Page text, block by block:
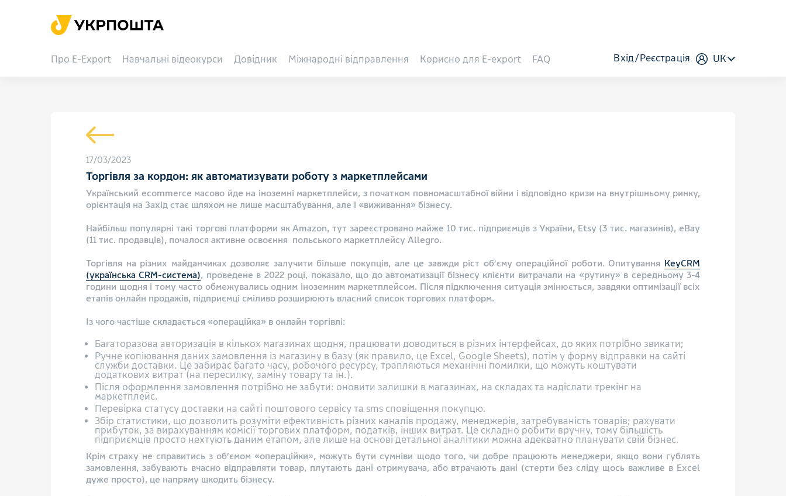
Про E-Export Навчальні відеокурси Довідник Міжнародні відправлення Корисно для E-export FAQ Вхід Реєстрація UK
17/03/2023
Торгівля за кордон: як автоматизувати роботу з маркетплейсами
Український ecommerce масово йде на іноземні маркетплейси, з початком повномасштабної війни і відповідно кризи на внутрішньому ринку,
орієнтація на Захід стає шляхом не лише масштабування, але і «виживання» бізнесу.
Найбільш популярні такі торгові платформи як Amazon, тут зареєстровано майже 10 тис. підприємців з України, Etsy (3 тис. магазинів), eBay
(11 тис. продавців), почалося активне освоєння польського маркетплейсу Allegro.
Торгівля на різних майданчиках дозволяє залучити більше покупців, але це завжди ріст об’єму операційної роботи. Опитування KeyCRM
(українська CRM-система), проведене в 2022 році, показало, що до автоматизації бізнесу клієнти витрачали на «рутину» в середньому 3-4
години щодня і тому часто обмежувались одним іноземним маркетплейсом. Після підключення ситуація змінюється, завдяки оптимізації всіх
етапів онлайн продажів, підприємці сміливо розширюють власний список торгових платформ.
Із чого частіше складається «операційка» в онлайн торгівлі:
Багаторазова авторизація в кількох магазинах щодня, працювати доводиться в різних інтерфейсах, до яких потрібно звикати;
Ручне копіювання даних замовлення із магазину в базу (як правило, це Excel, Google Sheets), потім у форму відправки на сайті
служби доставки. Це забирає багато часу, робочого ресурсу, трапляються механічні помилки, що можуть коштувати
додаткових витрат (на пересилку, заміну товару та ін.).
Після оформлення замовлення потрібно не забути: оновити залишки в магазинах, на складах та надіслати трекінг на
маркетплейс.
Перевірка статусу доставки на сайті поштового сервісу та sms сповіщення покупцю.
Збір статистики, що дозволить розуміти ефективність різних каналів продажу, менеджерів, затребуваність товарів; рахувати
прибуток, за вирахуванням комісії торгових платформ, податків, інших витрат. Це складно робити вручну, тому більшість
підприємців просто нехтують даним етапом, але лише на основі детальної аналітики можна адекватно планувати свій бізнес.
Крім страху не справитись з об’ємом «операційки», можуть бути сумніви щодо того, чи добре працюють менеджери, якщо вони гублять
замовлення, забувають вчасно відправляти товар, плутають дані отримувача, або втрачають дані (стерти без сліду щось важливе в Excel
дуже просто), це напряму шкодить бізнесу.